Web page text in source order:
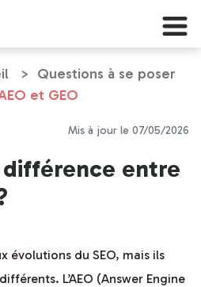
Questions à se poser
et GEO
Mis à jour le 07/05/2026
entre
évolutions du SEO, mais ils
L’AEO (Answer Engine